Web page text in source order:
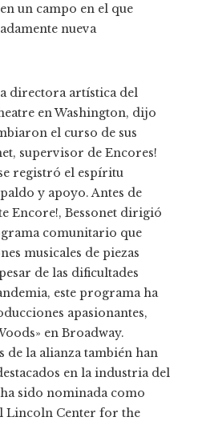
un campo en el que
nueva
directora artística del
en Washington, dijo
el curso de sus
supervisor de Encores!
registró el espíritu
y apoyo. Antes de
Encore!, Bessonet dirigió
comunitario que
musicales de piezas
de las dificultades
este programa ha
apasionantes,
en Broadway.
de la alianza también han
en la industria del
sido nominada como
Lincoln Center for the